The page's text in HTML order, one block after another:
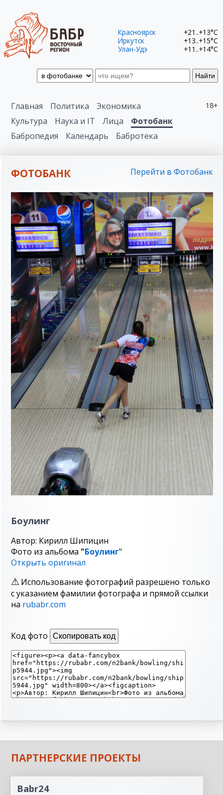
Найти
Красноярск
+21..+13°C
Иркутск
+13..+15°C
Улан-Удэ
+11..+14°C
18+
Главная Политика
Экономика
Культура
Наука и IT Лица
Фотобанк
Бабропедия
Календарь Бабротека
ФОТОБАНК Перейти в Фотобанк
Боулинг
Автор: Кирилл Шипицин
Фото из альбома "Боулинг"
Открыть оригинал
Использование фотографий разрешено только
с указанием фамилии фотографа и прямой ссылки
на rubabr.com
Код фото Скопировать код
ПАРТНЕРСКИЕ ПРОЕКТЫ
Babr24